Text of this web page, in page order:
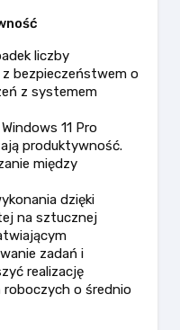
liczby
bezpieczeństwem o
z systemem
11 Pro
produktywność.
między
dzięki
na sztucznej
zadań i
realizację
o średnio